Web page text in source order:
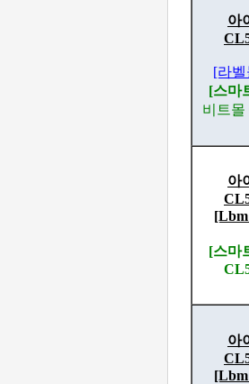
아
[라
[스마
비트몰
아
[스마
아